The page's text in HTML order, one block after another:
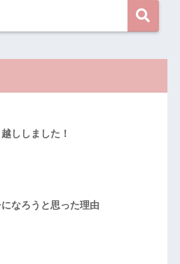
ししました！
なろうと思った理由